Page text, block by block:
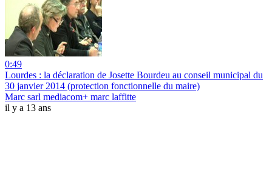
0:49
Lourdes : la déclaration de Josette Bourdeu au conseil municipal du
30 janvier 2014 (protection fonctionnelle du maire)
Marc sarl mediacom+ marc laffitte
il y a 13 ans